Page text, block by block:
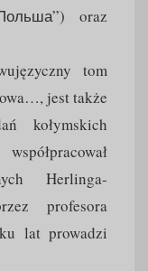
oraz
tom
jest także
kołymskich
Herlinga-
profesora
lat prowadzi